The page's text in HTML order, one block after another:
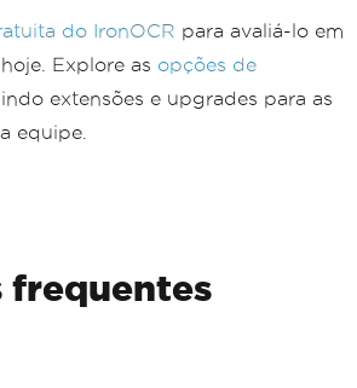
do IronOCR para avaliá-lo em
Explore as opções de
extensões e upgrades para as
equipe.
frequentes